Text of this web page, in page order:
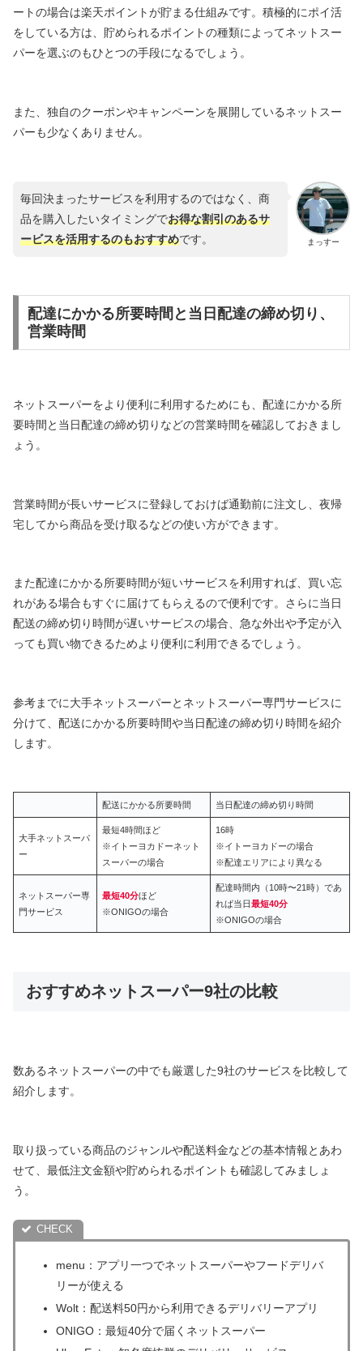
ートの場合は楽天ポイントが貯まる仕組みです。積極的にポイ活
をしている方は、貯められるポイントの種類によってネットスー
パーを選ぶのもひとつの手段になるでしょう。
また、独自のクーポンやキャンペーンを展開しているネットスー
パーも少なくありません。
まっすー
毎回決まったサービスを利用するのではなく、商
品を購入したいタイミングでお得な割引のあるサ
ービスを活用するのもおすすめです。
配達にかかる所要時間と当日配達の締め切り、
営業時間
ネットスーパーをより便利に利用するためにも、配達にかかる所
要時間と当日配達の締め切りなどの営業時間を確認しておきまし
ょう。
営業時間が長いサービスに登録しておけば通勤前に注文し、夜帰
宅してから商品を受け取るなどの使い方ができます。
また配達にかかる所要時間が短いサービスを利用すれば、買い忘
れがある場合もすぐに届けてもらえるので便利です。さらに当日
配送の締め切り時間が遅いサービスの場合、急な外出や予定が入
っても買い物できるためより便利に利用できるでしょう。
参考までに大手ネットスーパーとネットスーパー専門サービスに
分けて、配送にかかる所要時間や当日配達の締め切り時間を紹介
します。
配送にかかる所要時間 当日配達の締め切り時間
大手ネットスーパ
ー
最短4時間ほど
※イトーヨカドーネット
スーパーの場合
16時
※イトーヨカドーの場合
※配達エリアにより異なる
ネットスーパー専
門サービス
最短40分ほど
※ONIGOの場合
配達時間内（10時〜21時）であ
れば当日最短40分
※ONIGOの場合
おすすめネットスーパー9社の比較
数あるネットスーパーの中でも厳選した9社のサービスを比較して
紹介します。
取り扱っている商品のジャンルや配送料金などの基本情報とあわ
せて、最低注文金額や貯められるポイントも確認してみましょ
う。
menu：アプリ一つでネットスーパーやフードデリバ
リーが使える
Wolt：配送料50円から利用できるデリバリーアプリ
ONIGO：最短40分で届くネットスーパー